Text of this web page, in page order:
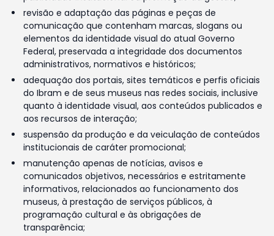
revisão e adaptação das páginas e peças de
comunicação que contenham marcas, slogans ou
elementos da identidade visual do atual Governo
Federal, preservada a integridade dos documentos
administrativos, normativos e históricos;
adequação dos portais, sites temáticos e perfis oficiais
do Ibram e de seus museus nas redes sociais, inclusive
quanto à identidade visual, aos conteúdos publicados e
aos recursos de interação;
suspensão da produção e da veiculação de conteúdos
institucionais de caráter promocional;
manutenção apenas de notícias, avisos e
comunicados objetivos, necessários e estritamente
informativos, relacionados ao funcionamento dos
museus, à prestação de serviços públicos, à
programação cultural e às obrigações de
transparência;